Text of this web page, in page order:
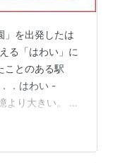
」を出発したは
る「はわい」に
ことのある駅
．はわい -
より大きい。 お
は向こうの方
」と書かれたり